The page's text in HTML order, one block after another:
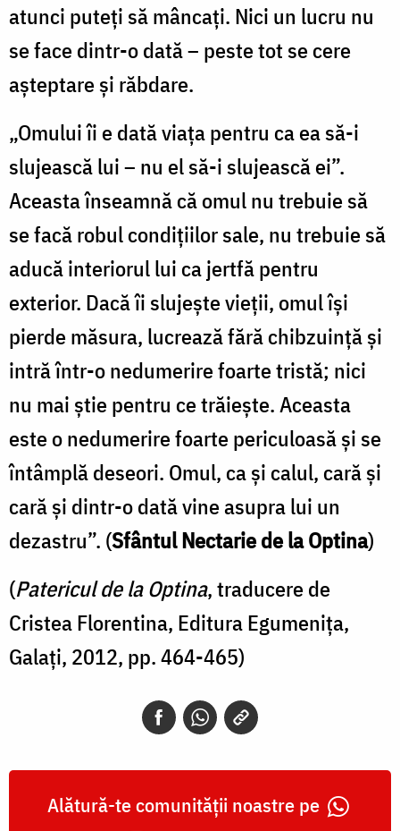
atunci puteţi să mâncaţi. Nici un lucru nu
se face dintr-o dată – peste tot se cere
aşteptare şi răbdare.
„Omului îi e dată viaţa pentru ca ea să-i
slujească lui – nu el să-i slujească ei”.
Aceasta înseamnă că omul nu trebuie să
se facă robul condiţiilor sale, nu trebuie să
aducă interiorul lui ca jertfă pentru
exterior. Dacă îi slujeşte vieţii, omul îşi
pierde măsura, lucrează fără chibzuinţă şi
intră într-o nedumerire foarte tristă; nici
nu mai ştie pentru ce trăieşte. Aceasta
este o nedumerire foarte periculoasă şi se
întâmplă deseori. Omul, ca şi calul, cară şi
cară şi dintr-o dată vine asupra lui un
dezastru”. (Sfântul Nectarie de la Optina)
(Patericul de la Optina, traducere de
Cristea Florentina, Editura Egumenița,
Galați, 2012, pp. 464-465)
Alătură-te comunității noastre pe